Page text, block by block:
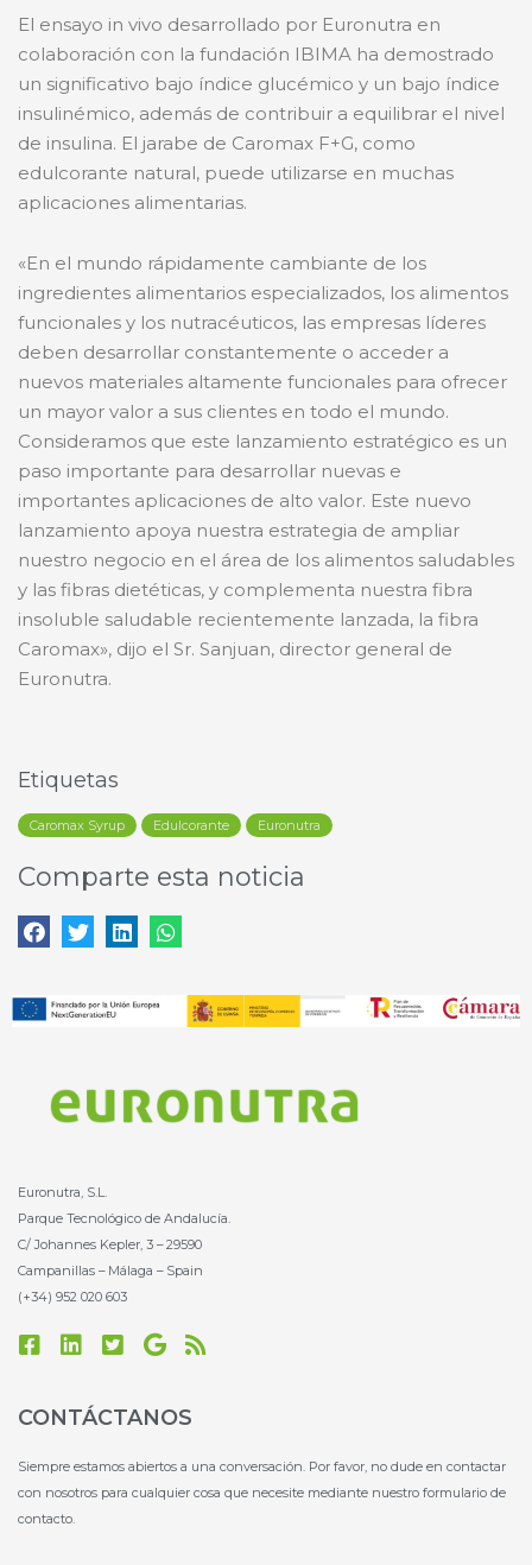
El ensayo in vivo desarrollado por Euronutra en
colaboración con la fundación IBIMA ha demostrado
un significativo bajo índice glucémico y un bajo índice
insulinémico, además de contribuir a equilibrar el nivel
de insulina. El jarabe de Caromax F+G, como
edulcorante natural, puede utilizarse en muchas
aplicaciones alimentarias.
«En el mundo rápidamente cambiante de los
ingredientes alimentarios especializados, los alimentos
funcionales y los nutracéuticos, las empresas líderes
deben desarrollar constantemente o acceder a
nuevos materiales altamente funcionales para ofrecer
un mayor valor a sus clientes en todo el mundo.
Consideramos que este lanzamiento estratégico es un
paso importante para desarrollar nuevas e
importantes aplicaciones de alto valor. Este nuevo
lanzamiento apoya nuestra estrategia de ampliar
nuestro negocio en el área de los alimentos saludables
y las fibras dietéticas, y complementa nuestra fibra
insoluble saludable recientemente lanzada, la fibra
Caromax», dijo el Sr. Sanjuan, director general de
Euronutra.
Etiquetas
Caromax Syrup Edulcorante Euronutra
Comparte esta noticia
Euronutra, S.L.
Parque Tecnológico de Andalucía.
C/ Johannes Kepler, 3 – 29590
Campanillas – Málaga – Spain
(+34) 952 020 603
F
e
o
o
k
L
k
d
i
n
T
t
e
r
G
g
e
R
CONTÁCTANOS
Siempre estamos abiertos a una conversación. Por favor, no dude en contactar
con nosotros para cualquier cosa que necesite mediante nuestro formulario de
contacto.